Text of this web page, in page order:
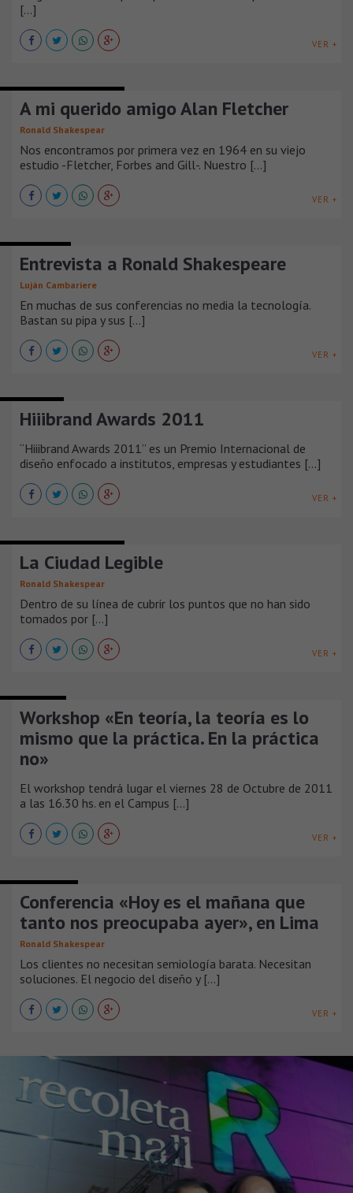
[...]
VER +
A mi querido amigo Alan Fletcher
Ronald Shakespear
Nos encontramos por primera vez en 1964 en su viejo
estudio -Fletcher, Forbes and Gill-. Nuestro [...]
VER +
Entrevista a Ronald Shakespeare
Luján Cambariere
En muchas de sus conferencias no media la tecnología.
Bastan su pipa y sus [...]
VER +
Hiiibrand Awards 2011
“Hiiibrand Awards 2011” es un Premio Internacional de
diseño enfocado a institutos, empresas y estudiantes [...]
VER +
La Ciudad Legible
Ronald Shakespear
Dentro de su línea de cubrir los puntos que no han sido
tomados por [...]
VER +
Workshop «En teoría, la teoría es lo
mismo que la práctica. En la práctica
no»
El workshop tendrá lugar el viernes 28 de Octubre de 2011
a las 16.30 hs. en el Campus [...]
VER +
Conferencia «Hoy es el mañana que
tanto nos preocupaba ayer», en Lima
Ronald Shakespear
Los clientes no necesitan semiología barata. Necesitan
soluciones. El negocio del diseño y [...]
VER +